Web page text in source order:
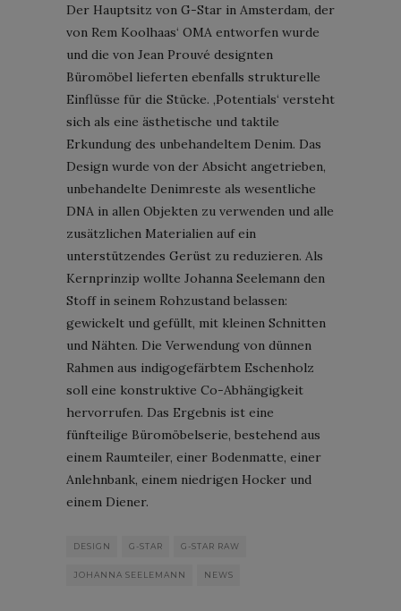
Der Hauptsitz von G-Star in Amsterdam, der
von Rem Koolhaas‘ OMA entworfen wurde
und die von Jean Prouvé designten
Büromöbel lieferten ebenfalls strukturelle
Einflüsse für die Stücke. ‚Potentials‘ versteht
sich als eine ästhetische und taktile
Erkundung des unbehandeltem Denim. Das
Design wurde von der Absicht angetrieben,
unbehandelte Denimreste als wesentliche
DNA in allen Objekten zu verwenden und alle
zusätzlichen Materialien auf ein
unterstützendes Gerüst zu reduzieren. Als
Kernprinzip wollte Johanna Seelemann den
Stoff in seinem Rohzustand belassen:
gewickelt und gefüllt, mit kleinen Schnitten
und Nähten. Die Verwendung von dünnen
Rahmen aus indigogefärbtem Eschenholz
soll eine konstruktive Co-Abhängigkeit
hervorrufen. Das Ergebnis ist eine
fünfteilige Büromöbelserie, bestehend aus
einem Raumteiler, einer Bodenmatte, einer
Anlehnbank, einem niedrigen Hocker und
einem Diener.
DESIGN G-STAR G-STAR RAW
JOHANNA SEELEMANN NEWS